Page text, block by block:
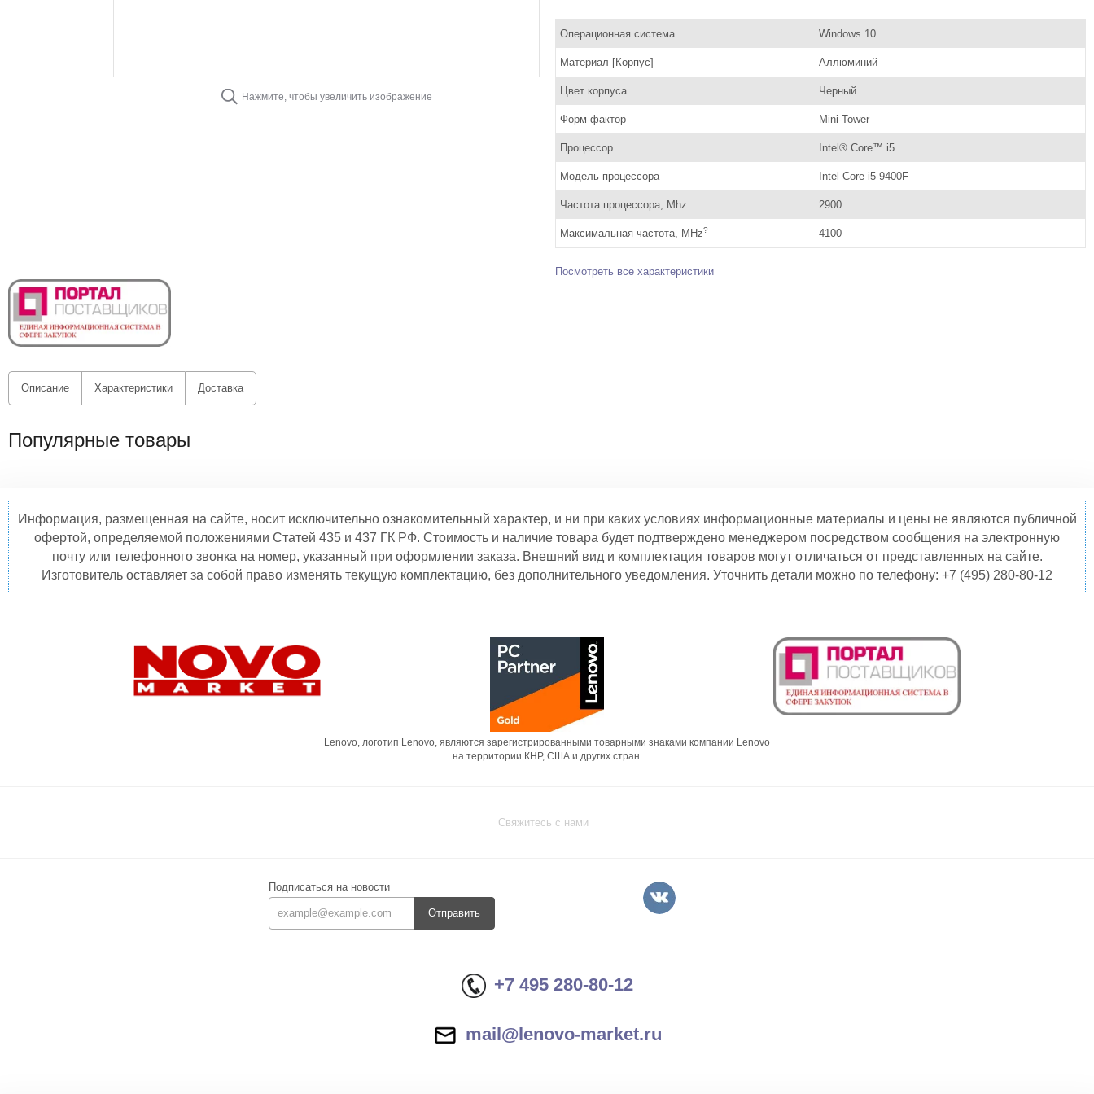
Нажмите, чтобы увеличить изображение
Операционная система Windows 10
Материал [Корпус] Аллюминий
Цвет корпуса Черный
Форм-фактор Mini-Tower
Процессор Intel® Core™ i5
Модель процессора Intel Core i5-9400F
Частота процессора, Mhz 2900
Максимальная частота, MHz? 4100
Посмотреть все характеристики
Описание Характеристики Доставка
Популярные товары
Информация, размещенная на сайте, носит исключительно ознакомительный характер, и ни при каких условиях информационные материалы и цены не являются публичной
офертой, определяемой положениями Статей 435 и 437 ГК РФ. Стоимость и наличие товара будет подтверждено менеджером посредством сообщения на электронную
почту или телефонного звонка на номер, указанный при оформлении заказа. Внешний вид и комплектация товаров могут отличаться от представленных на сайте.
Изготовитель оставляет за собой право изменять текущую комплектацию, без дополнительного уведомления. Уточнить детали можно по телефону: +7 (495) 280-80-12
Lenovo, логотип Lenovo, являются зарегистрированными товарными знаками компании Lenovo
на территории КНР, США и других стран.
Свяжитесь с нами
Подписаться на новости
Отправить
+7 495 280-80-12
mail@lenovo-market.ru